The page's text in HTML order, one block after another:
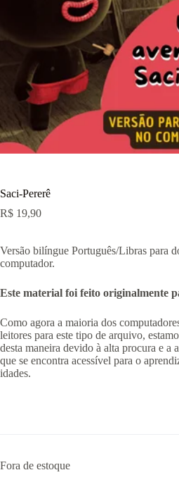
Saci-Pererê
R$ 19,90
Versão bilíngue Português/Libras para
computador.
Este material foi feito originalmente
Como agora a maioria dos
leitores para este tipo de arquivo,
desta maneira devido à alta procura e a
que se encontra acessível para o
idades.
Fora de estoque